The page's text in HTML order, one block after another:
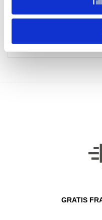
og tage det med på
inden længe. Køb af
altid et godt valg, og vi
GRATIS